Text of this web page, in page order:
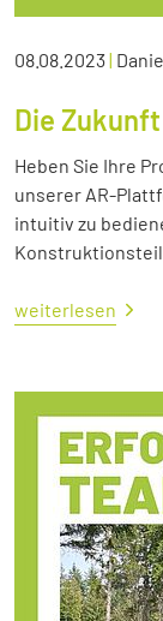
08.08.2023|
Die
Heben Sie Ihre
unserer AR-
intuitiv zu
weiterlesen